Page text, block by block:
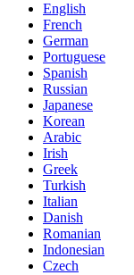
English
French
German
Portuguese
Spanish
Russian
Japanese
Korean
Arabic
Irish
Greek
Turkish
Italian
Danish
Romanian
Indonesian
Czech